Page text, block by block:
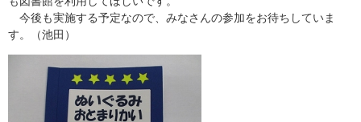
今後も実施する予定なので、みなさんの参加をお待ちしていま
す。（池田）